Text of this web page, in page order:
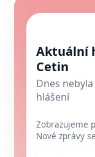
Aktuální
Cetin
Dnes
hlášení
Zobrazujeme
Nové zprávy